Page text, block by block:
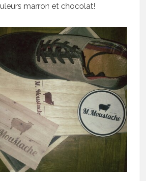
marron et chocolat!